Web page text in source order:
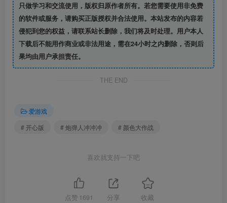
只做学习和交流使用，版权归原作者所有。若您需要使用非免费
的软件或服务，请购买正版授权并合法使用。本站发布的内容若
侵犯到您的权益，请联系站长删除，我们将及时处理。用户本人
下载后不能用作商业或非法用途，需在24小时之内删除，否则后
果均由用户承担责任。
THE END
爱游戏
# 开心版
# 炮弹人冲冲冲 # 颜色大作战
喜欢就支持一下吧
点赞 1691 分享 收藏